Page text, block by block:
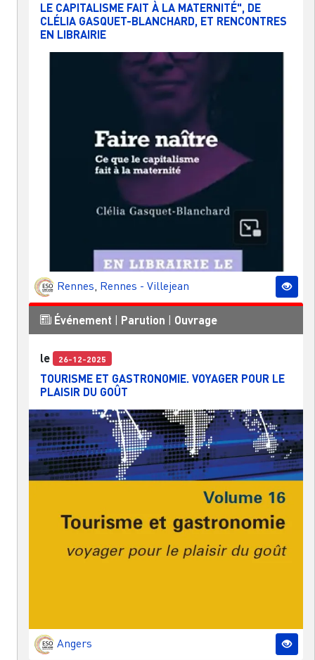
LE CAPITALISME FAIT À LA MATERNITÉ", DE
CLÉLIA GASQUET-BLANCHARD, ET RENCONTRES
EN LIBRAIRIE
Rennes Rennes - Villejean
Événement | Parution | Ouvrage
le 26-12-2025
TOURISME ET GASTRONOMIE. VOYAGER POUR LE
PLAISIR DU GOÛT
Angers